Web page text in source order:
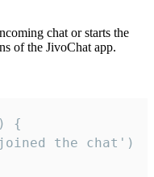
chat or starts the
of the JivoChat app.
{